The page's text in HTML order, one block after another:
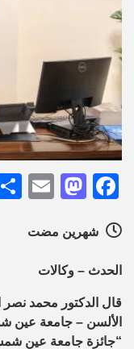
شهرين مضت
الحدث – وكالات
قال الدكتور محمد نصر
الألسن – جامعة عين
“جائزة جامعة عين